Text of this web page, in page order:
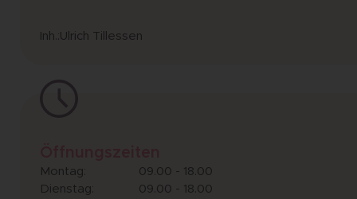
Inh.:Ulrich Tillessen
Montag:
09.00 - 18.00
Dienstag:
09.00 - 18.00